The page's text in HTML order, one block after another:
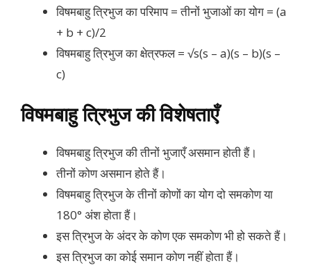
विषमबाहु त्रिभुज का परिमाप = तीनों भुजाओं का योग = (a
+ b + c)/2
विषमबाहु त्रिभुज का क्षेत्रफल = √s(s – a)(s – b)(s –
c)
विषमबाहु त्रिभुज की विशेषताएँ
विषमबाहु त्रिभुज की तीनों भुजाएँ असमान होती हैं।
तीनों कोण असमान होते हैं।
विषमबाहु त्रिभुज के तीनों कोणों का योग दो समकोण या
180° अंश होता हैं।
इस त्रिभुज के अंदर के कोण एक समकोण भी हो सकते हैं।
इस त्रिभुज का कोई समान कोण नहीं होता हैं।